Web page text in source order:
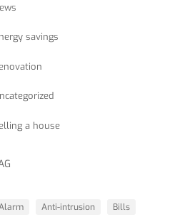
savings
a house
Anti-intrusion
Bills